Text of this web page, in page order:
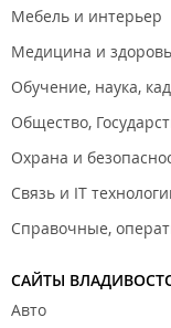
Мебель и интерьер
Медицина и
Обучение, наука,
Общество,
Охрана и
Связь и IT
Справочные,
САЙТЫ
Авто